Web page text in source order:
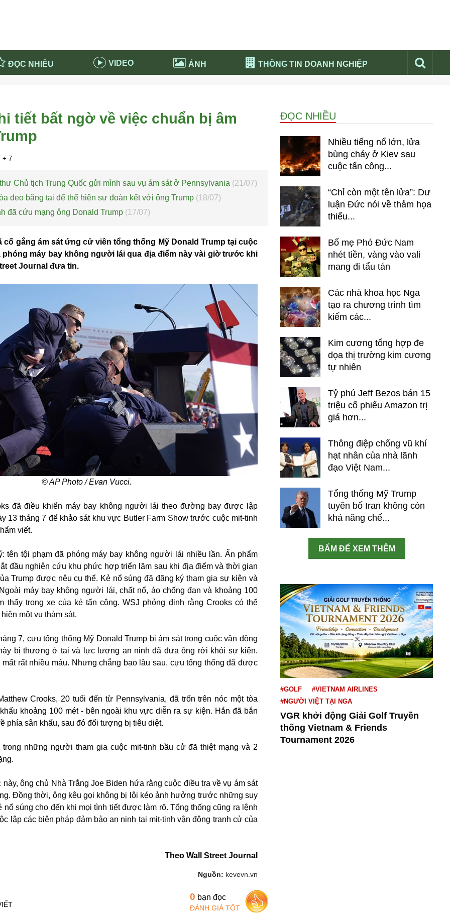
ĐỌC NHIỀU VIDEO ẢNH THÔNG TIN DOANH NGHIỆP
Nổi bật báo nga
Nga NABU EDUCATION
Thư viện media
nước Nga
Phân tích thị trường Nga 2026
tiết bất ngờ về việc chuẩn bị âm
+ 7
Chủ tịch Trung Quốc gửi mình sau vụ ám sát ở Pennsylvania (21/07)
đeo băng tai để thể hiện sự đoàn kết với ông Trump (18/07)
đã cứu mạng ông Donald Trump (17/07)
cố gắng ám sát ứng cử viên tổng thống Mỹ Donald Trump tại cuộc
máy bay không người lái qua địa điểm này vài giờ trước khi
Journal đưa tin.
© AP Photo / Evan Vucci.
đã điều khiển máy bay không người lái theo đường bay được lập
13 tháng 7 để khảo sát khu vực Butler Farm Show trước cuộc mit-tinh
viết.
tên tội phạm đã phóng máy bay không người lái nhiều lần. Ấn phẩm
đầu nghiên cứu khu phức hợp triển lãm sau khi địa điểm và thời gian
Trump được nêu cụ thể. Kẻ nổ súng đã đăng ký tham gia sự kiện và
máy bay không người lái, chất nổ, áo chống đạn và khoảng 100
thấy trong xe của kẻ tấn công. WSJ phỏng định rằng Crooks có thể
một vụ thảm sát.
7, cựu tổng thống Mỹ Donald Trump bị ám sát trong cuộc vận động
bị thương ở tai và lực lượng an ninh đã đưa ông rời khỏi sự kiện.
rất nhiều máu. Nhưng chẳng bao lâu sau, cựu tổng thống đã được
Crooks, 20 tuổi đến từ Pennsylvania, đã trốn trên nóc một tòa
khoảng 100 mét - bên ngoài khu vực diễn ra sự kiện. Hắn đã bắn
phía sân khấu, sau đó đối tượng bị tiêu diệt.
trong những người tham gia cuộc mit-tinh bầu cử đã thiệt mạng và 2
ông chủ Nhà Trắng Joe Biden hứa rằng cuộc điều tra về vụ ám sát
Đồng thời, ông kêu gọi không bị lôi kéo ảnh hưởng trước những suy
nổ súng cho đến khi mọi tình tiết được làm rõ. Tổng thống cũng ra lệnh
lập các biện pháp đảm bảo an ninh tại mit-tinh vận động tranh cử của
Theo Wall Street Journal
Nguồn: kevevn.vn
0 bạn đọc
ĐÁNH GIÁ TỐT
ĐỌC NHIỀU
Nhiều tiếng nổ lớn, lửa
bùng cháy ở Kiev sau
cuộc tấn công...
“Chỉ còn một tên lửa”: Dư
luận Đức nói về thảm họa
thiếu...
Bố mẹ Phó Đức Nam
nhét tiền, vàng vào vali
mang đi tẩu tán
Các nhà khoa học Nga
tạo ra chương trình tìm
kiếm các...
Kim cương tổng hợp đe
dọa thị trường kim cương
tự nhiên
Tỷ phú Jeff Bezos bán 15
triệu cổ phiếu Amazon trị
giá hơn...
Thông điệp chống vũ khí
hạt nhân của nhà lãnh
đạo Việt Nam...
Tổng thống Mỹ Trump
tuyên bố Iran không còn
khả năng chế...
BẤM ĐỂ XEM THÊM
#GOLF
#VIETNAM AIRLINES
#NGƯỜI VIỆT TẠI NGA
VGR khởi động Giải Golf Truyền
thống Vietnam & Friends
Tournament 2026